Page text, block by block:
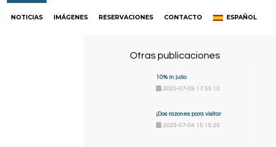
NOTICIAS IMÁGENES RESERVACIONES CONTACTO ESPAÑOL
Otras publicaciones
10% in julio
2025-07-09 17:55:10
¡Dos razones para visitar
2025-07-04 15:15:25